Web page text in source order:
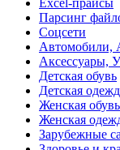
Парсинг
Соцсети
Автомобили,
Аксессуары,
Детская обувь
Детская
Женская обувь
Женская
Зарубежные